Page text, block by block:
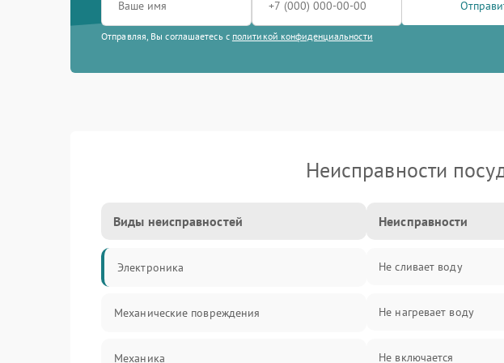
Отправляя, Вы соглашаетесь с политикой конфиденциальности
Неисправности
Виды неисправностей
Электроника
Механические повреждения
Механика
Неисправности
Не сливает воду
Не нагревает воду
Не включается